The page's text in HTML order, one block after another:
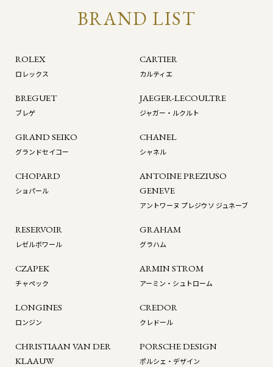
BRAND LIST
ROLEX
ロレックス
CARTIER
カルティエ
BREGUET
ブレゲ
JAEGER-LECOULTRE
ジャガー・ルクルト
GRAND SEIKO
グランドセイコー
CHANEL
シャネル
CHOPARD
ショパール
ANTOINE PREZIUSO
GENEVE
アントワーヌ プレジウソ ジュネーブ
RESERVOIR
レゼルボワール
GRAHAM
グラハム
CZAPEK
チャペック
ARMIN STROM
アーミン・シュトローム
LONGINES
ロンジン
CREDOR
クレドール
CHRISTIAAN VAN DER
KLAAUW
PORSCHE DESIGN
ポルシェ・デザイン